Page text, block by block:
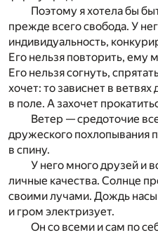
Поэтому я хотела бы
прежде всего свобода. У
индивидуальность,
Его нельзя повторить, ему
Его нельзя согнуть,
хочет: то зависнет в
в поле. А захочет
Ветер — средоточие
дружеского похлопывания
в спину.
У него много друзей и
личные качества. Солнце
своими лучами. Дождь
и гром электризует.
Он со всеми и сам по